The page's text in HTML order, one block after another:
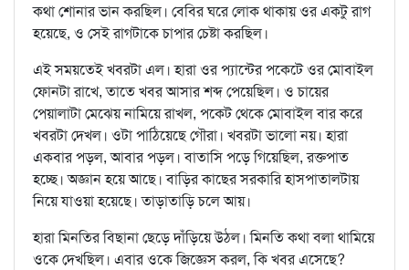
কথা শোনার ভান করছিল। বেবির ঘরে লোক থাকায় ওর একটু রাগ
হয়েছে, ও সেই রাগটাকে চাপার চেষ্টা করছিল।
এই সময়তেই খবরটা এল। হারা ওর প্যান্টের পকেটে ওর মোবাইল
ফোনটা রাখে, তাতে খবর আসার শব্দ পেয়েছিল। ও চায়ের
পেয়ালাটা মেঝেয় নামিয়ে রাখল, পকেট থেকে মোবাইল বার করে
খবরটা দেখল। ওটা পাঠিয়েছে গৌরা। খবরটা ভালো নয়। হারা
একবার পড়ল, আবার পড়ল। বাতাসি পড়ে গিয়েছিল, রক্তপাত
হচ্ছে। অজ্ঞান হয়ে আছে। বাড়ির কাছের সরকারি হাসপাতালটায়
নিয়ে যাওয়া হয়েছে। তাড়াতাড়ি চলে আয়।
হারা মিনতির বিছানা ছেড়ে দাঁড়িয়ে উঠল। মিনতি কথা বলা থামিয়ে
ওকে দেখছিল। এবার ওকে জিজ্ঞেস করল, কি খবর এসেছে?